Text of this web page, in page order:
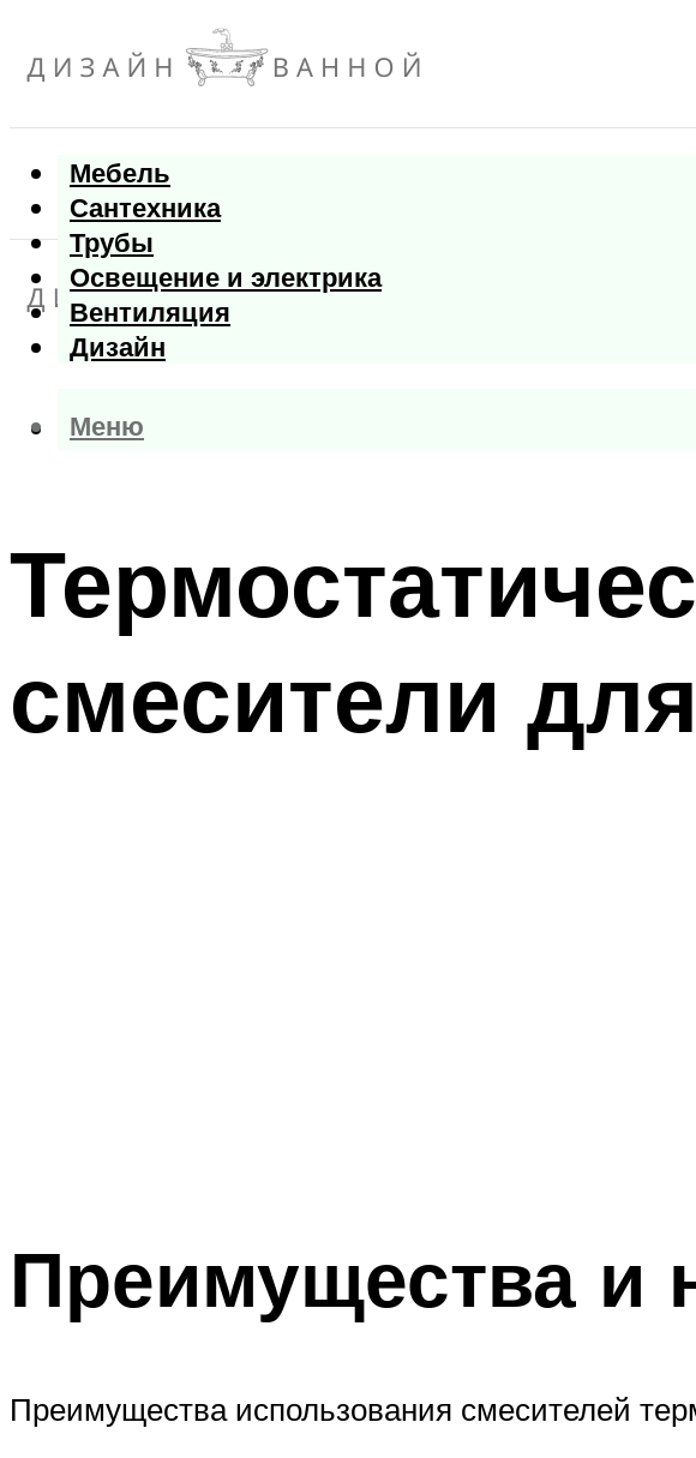
Мебель
Сантехника
Трубы
Освещение и электрика
Вентиляция
Дизайн
Меню
Меню
смесители
Преимущества и
Преимущества использования смесителей